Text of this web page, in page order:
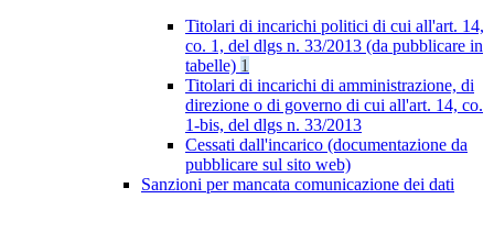
Titolari di incarichi politici di cui all'art. 14,
co. 1, del dlgs n. 33/2013 (da pubblicare in
tabelle) 1
Titolari di incarichi di amministrazione, di
direzione o di governo di cui all'art. 14, co.
1-bis, del dlgs n. 33/2013
Cessati dall'incarico (documentazione da
pubblicare sul sito web)
Sanzioni per mancata comunicazione dei dati